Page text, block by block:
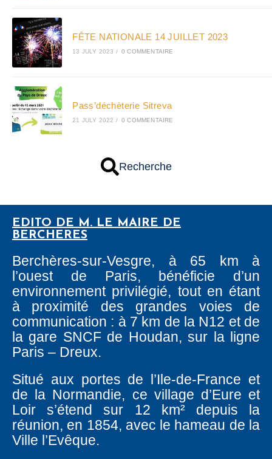
FÊTE NATIONALE 14 JUILLET 2023
13 JULY 2023 / 0 COMMENTAIRE
Pass’déchèterie Sitreva
21 JULY 2022 / 0 COMMENTAIRE
Recherche
EDITO DE M. LE MAIRE DE
BERCHERES
Berchères-sur-Vesgre, à 65 km à
l’ouest de Paris, bénéficie d’un
environnement privilégié, tout en étant
à proximité des grandes voies de
communication : à 7 km de la N12 et de
la gare SNCF de Houdan, sur la ligne
Paris – Dreux.
Situé aux portes de l’Ile-de-France et
de la Normandie, ce village d’Eure et
Loir s’étend sur 12 km² depuis la
réunion, en 1854, avec le hameau de la
Ville l’Evêque.